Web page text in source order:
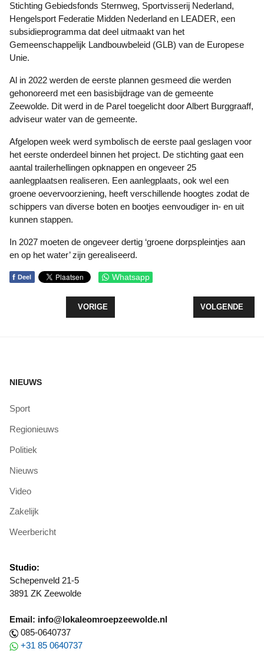
Stichting Gebiedsfonds Sternweg, Sportvisserij Nederland,
Hengelsport Federatie Midden Nederland en LEADER, een
subsidieprogramma dat deel uitmaakt van het
Gemeenschappelijk Landbouwbeleid (GLB) van de Europese
Unie.
Al in 2022 werden de eerste plannen gesmeed die werden
gehonoreerd met een basisbijdrage van de gemeente
Zeewolde. Dit werd in de Parel toegelicht door Albert Burggraaff,
adviseur water van de gemeente.
Afgelopen week werd symbolisch de eerste paal geslagen voor
het eerste onderdeel binnen het project. De stichting gaat een
aantal trailerhellingen opknappen en ongeveer 25
aanlegplaatsen realiseren. Een aanlegplaats, ook wel een
groene oevervoorziening, heeft verschillende hoogtes zodat de
schippers van diverse boten en bootjes eenvoudiger in- en uit
kunnen stappen.
In 2027 moeten de ongeveer dertig ‘groene dorpspleintjes aan
en op het water’ zijn gerealiseerd.
f Deel Whatsapp
VORIG ARTIKEL: SERRA FESTIVAL, DANS,
VORIGE VOLGENDE
VOLGENDE
NIEUWS
Sport
Regionieuws
Politiek
Nieuws
Video
Zakelijk
Weerbericht
Studio:
Schepenveld 21-5
3891 ZK Zeewolde
Email: info@lokaleomroepzeewolde.nl
085-0640737
+31 85 0640737